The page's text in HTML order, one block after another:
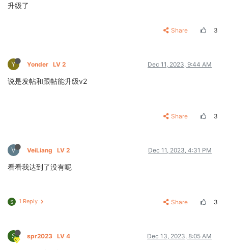
升级了
Share 3
Y Yonder LV 2 Dec 11, 2023, 9:44 AM
说是发帖和跟帖能升级v2
Share 3
V VeiLiang LV 2 Dec 11, 2023, 4:31 PM
看看我达到了没有呢
S 1 Reply Share 3
S spr2023 LV 4 Dec 13, 2023, 8:05 AM